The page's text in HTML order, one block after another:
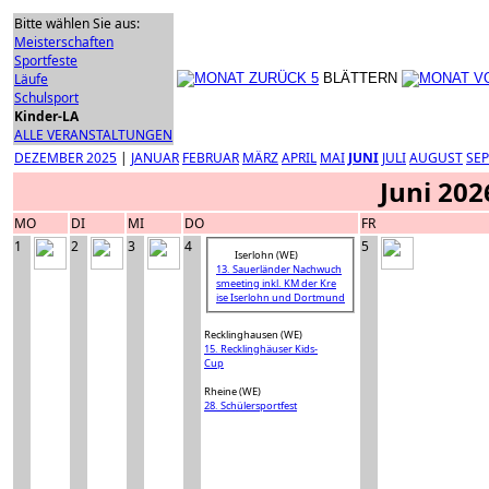
Bitte wählen Sie aus:
Meisterschaften
Sportfeste
Läufe
Schulsport
Kinder-LA
ALLE VERANSTALTUNGEN
BLÄTTERN
DEZEMBER 2025 | JANUAR FEBRUAR MÄRZAPRIL MAI JUNI JULIAUGUST
Juni
MO DI MI DO
FR
1
2 3 4
Iserlohn (WE)
13. Sauerländer Nachwuch
smeeting inkl. KM der Kre
ise Iserlohn und Dortmund
Recklinghausen (WE)
15. Recklinghäuser Kids-
Cup
Rheine (WE)
28. Schülersportfest
5